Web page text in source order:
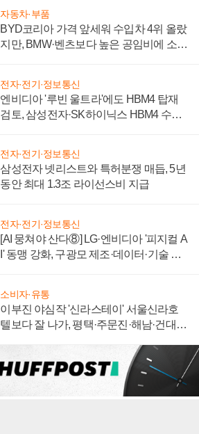
자동차·부품
BYD코리아 가격 앞세워 수입차 4위 올랐
지만, BMW·벤츠보다 높은 공임비에 소비
전자·전기·정보통신
엔비디아 '루빈 울트라'에도 HBM4 탑재
검토, 삼성전자·SK하이닉스 HBM4 수율
전자·전기·정보통신
삼성전자 넷리스트와 특허분쟁 매듭, 5년
동안 최대 1.3조 라이선스비 지급
전자·전기·정보통신
[AI 뭉쳐야 산다⑧] LG·엔비디아 '피지컬 A
I' 동맹 강화, 구광모 제조·데이터·기술 결
소비자·유통
이부진 야심작 '신라스테이' 서울신라호
텔보다 잘 나가, 평택·주문진·해남·건대로